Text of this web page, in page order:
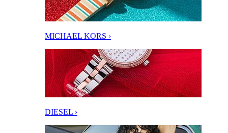
MICHAEL KORS ›
DIESEL ›